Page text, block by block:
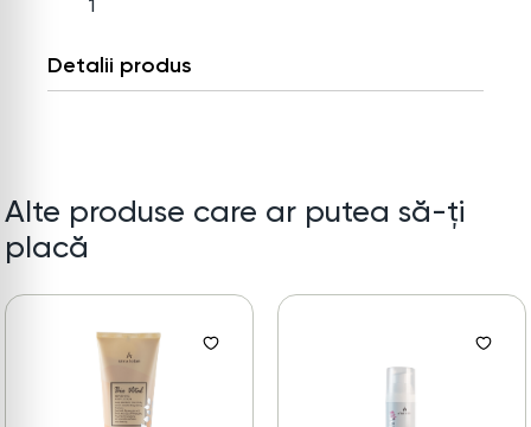
1
Detalii produs
Alte produse care ar putea să-ți
placă